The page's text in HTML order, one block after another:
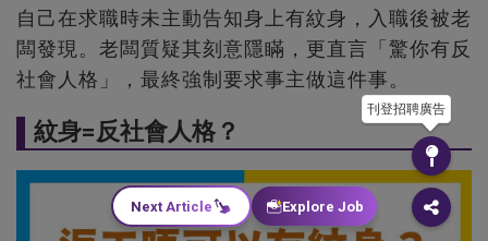
自己在求職時未主動告知身上有紋身，入職後被老
闆發現。老闆質疑其刻意隱瞞，更直言「驚你有反
社會人格」，最終強制要求事主做這件事。
紋身=反社會人格？
刊登招聘廣告
Next Article Explore Job